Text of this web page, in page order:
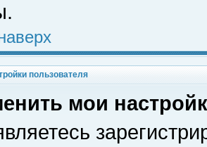
пользователя
мои